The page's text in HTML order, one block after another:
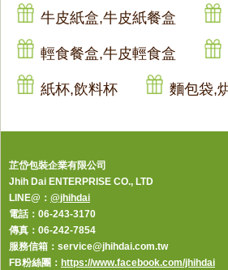
牛皮紙盒,牛皮紙餐盒
輕食餐盒,牛皮輕食盒
紙杯,飲料杯 麵包袋,
芷岱包裝企業有限公司
Jhih Dai ENTERPRISE CO., LTD
LINE@： @jhihdai
電話：06-243-3170
傳真：06-242-7854
服務信箱：service@jhihdai.com.tw
FB粉絲團： https://www.facebook.com/jhihdai